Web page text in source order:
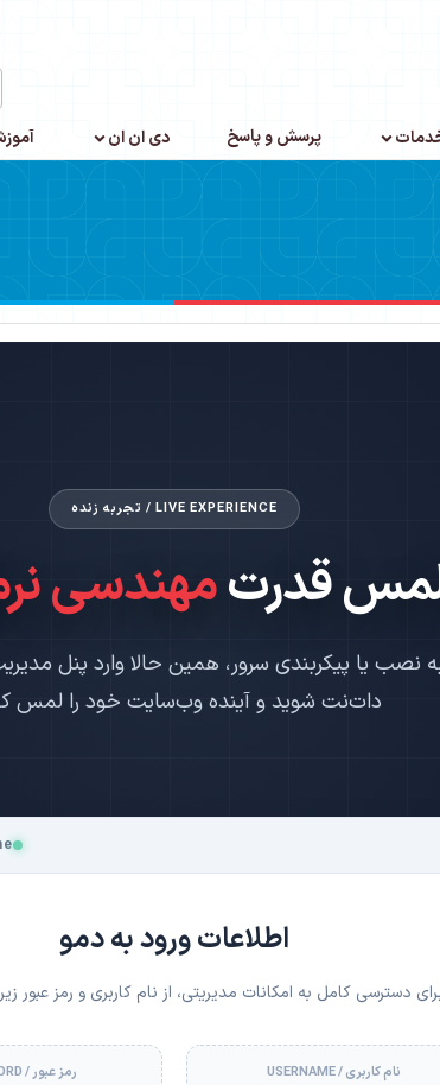
پرسش و پاسخ دی ان ان
LIVE EXPERIENCE / تجربه زنده
قدرتمهندسی
نصب یا پیکربندی سرور، همین حالا وارد پنل
دات‌نت شوید و آینده وب‌سایت خود را لمس
اطلاعات ورود به دمو
دسترسی کامل به امکانات مدیریتی، از نام کاربری و رمز عبور
نام کاربری / USERNAME رمز عبور / PASSWORD